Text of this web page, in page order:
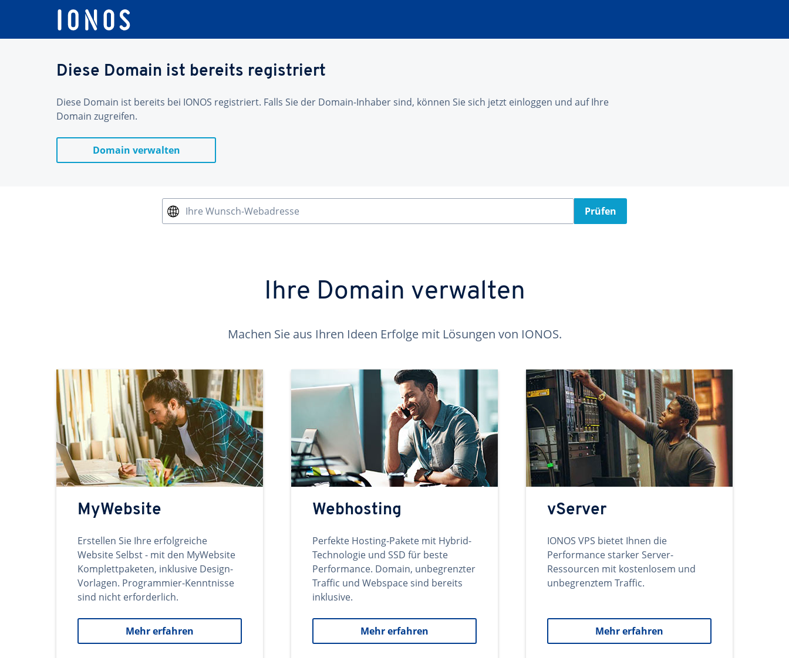
Diese Domain ist bereits registriert
Diese Domain ist bereits bei IONOS registriert. Falls Sie der Domain-Inhaber sind, können Sie sich jetzt einloggen und auf Ihre
Domain zugreifen.
Domain verwalten
Ihre Wunsch-Webadresse Prüfen
Ihre Domain verwalten
Machen Sie aus Ihren Ideen Erfolge mit Lösungen von IONOS.
MyWebsite
Erstellen Sie Ihre erfolgreiche
Website Selbst - mit den MyWebsite
Komplettpaketen, inklusive Design-
Vorlagen. Programmier-Kenntnisse
sind nicht erforderlich.
Mehr erfahren
Webhosting
Perfekte Hosting-Pakete mit Hybrid-
Technologie und SSD für beste
Performance. Domain, unbegrenzter
Traffic und Webspace sind bereits
inklusive.
Mehr erfahren
vServer
IONOS VPS bietet Ihnen die
Performance starker Server-
Ressourcen mit kostenlosem und
unbegrenztem Traffic.
Mehr erfahren